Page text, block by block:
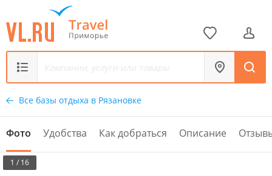
Все базы отдыха в Рязановке
Фото Удобства Как добраться Описание
1 / 16